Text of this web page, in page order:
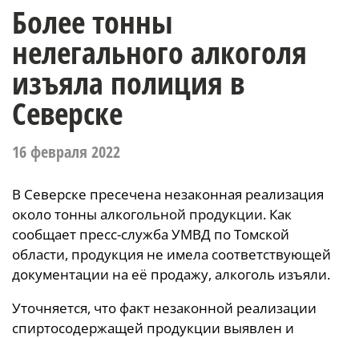
Более тонны
нелегального алкоголя
изъяла полиция в
Северске
16 февраля 2022
В Северске пресечена незаконная реализация
около тонны алкогольной продукции. Как
сообщает пресс-служба УМВД по Томской
области, продукция не имела соответствующей
документации на её продажу, алкоголь изъяли.
Уточняется, что факт незаконной реализации
спиртосодержащей продукции выявлен и